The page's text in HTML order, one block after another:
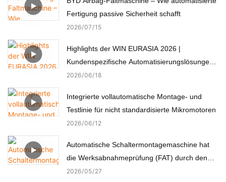
Fertigung passive Sicherheit schafft
2026 07 15
Highlights der WIN EURASIA 2026 |
Kundenspezifische Automatisierungslösungen
für Elektronik, Automobil, Medizin und Motoren
2026 06 18
Integrierte vollautomatische Montage- und
Testlinie für nicht standardisierte Mikromotoren
2026 06 12
Automatische Schaltermontagemaschine hat
die Werksabnahmeprüfung (FAT) durch den
türkischen Kunden erfolgreich bestanden.
2026 05 27